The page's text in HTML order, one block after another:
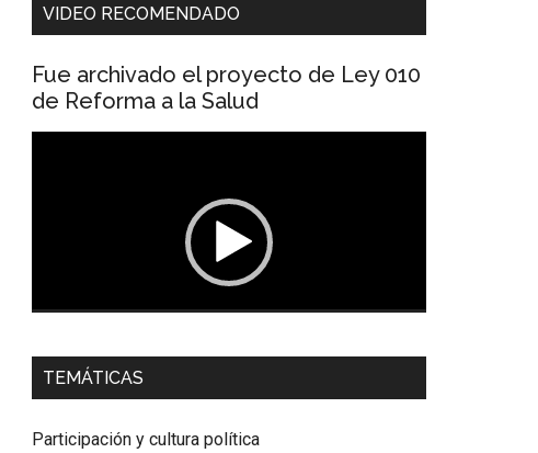
VIDEO RECOMENDADO
Fue archivado el proyecto de Ley 010
de Reforma a la Salud
Dra. Carolina Corcho Mejía,
Latinoamericana Sur, Vicepresidenta Federación
TEMÁTICAS
Participación y cultura política